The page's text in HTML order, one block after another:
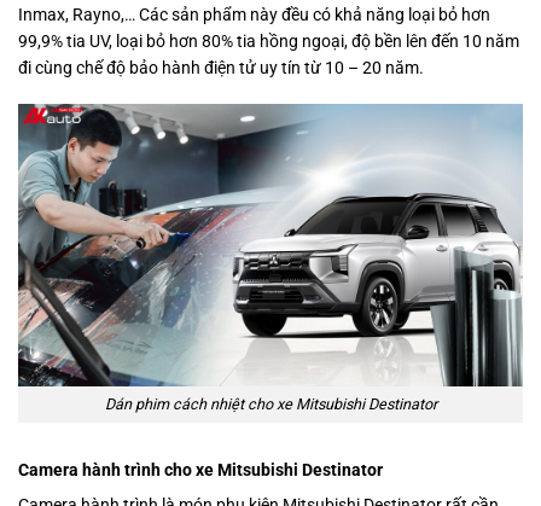
Inmax, Rayno,… Các sản phẩm này đều có khả năng loại bỏ hơn
99,9% tia UV, loại bỏ hơn 80% tia hồng ngoại, độ bền lên đến 10 năm
đi cùng chế độ bảo hành điện tử uy tín từ 10 – 20 năm.
Dán phim cách nhiệt cho xe Mitsubishi Destinator
Camera hành trình cho xe Mitsubishi Destinator